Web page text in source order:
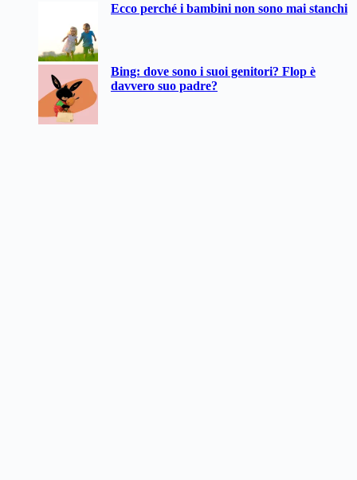
Ecco perché i bambini non sono mai stanchi
Bing: dove sono i suoi genitori? Flop è
davvero suo padre?